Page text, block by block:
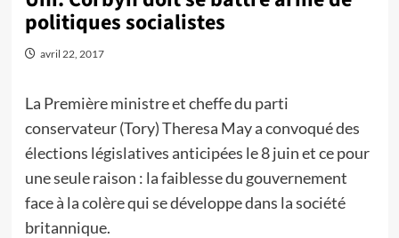
politiques socialistes
avril 22, 2017
La Première ministre et cheffe du parti
conservateur (Tory) Theresa May a convoqué des
élections législatives anticipées le 8 juin et ce pour
une seule raison : la faiblesse du gouvernement
face à la colère qui se développe dans la société
britannique.